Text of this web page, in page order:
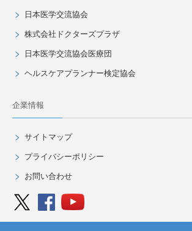
日本医学交流協会
株式会社ドクターズプラザ
日本医学交流協会医療団
ヘルスケアプランナー検定協会
企業情報
サイトマップ
プライバシーポリシー
お問い合わせ